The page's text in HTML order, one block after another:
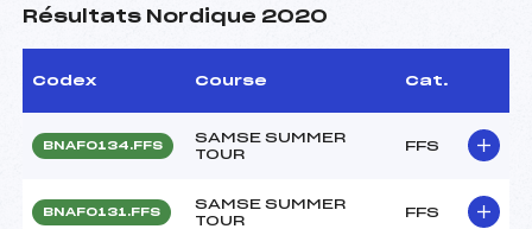
Résultats Nordique 2020
Codex Course Cat.
BNAF0134.FFS
SAMSE SUMMER
TOUR
FFS
BNAF0131.FFS
SAMSE SUMMER
TOUR
FFS